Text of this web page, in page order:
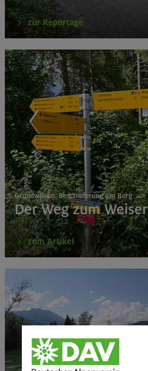
zur Reportage
Grundwissen: Beschilderung am Berg
Der Weg zum Weiser
zum Artikel